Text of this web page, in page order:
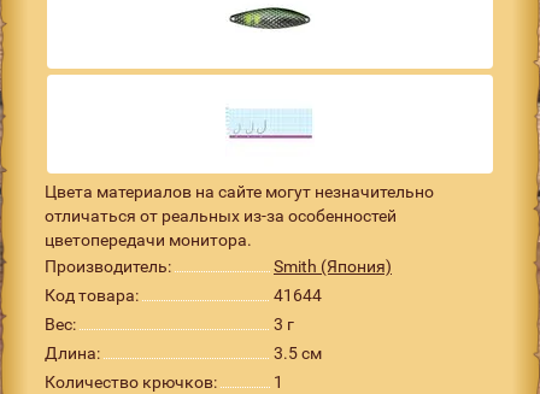
Цвета материалов на сайте могут незначительно
отличаться от реальных из-за особенностей
цветопередачи монитора.
Производитель:
Smith (Япония)
Код товара:
41644
Вес:
3 г
Длина:
3.5 см
Количество крючков:
1